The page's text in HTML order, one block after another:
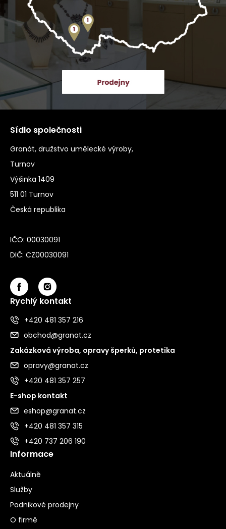
Sídlo společnosti
Granát, družstvo umělecké výroby,
Turnov
Výšinka 1409
511 01 Turnov
Česká republika
IČO: 00030091
DIČ: CZ00030091
Rychlý kontakt
+420 481 357 216
obchod@granat.cz
Zakázková výroba, opravy šperků, protetika
opravy@granat.cz
+420 481 357 257
E-shop kontakt
eshop@granat.cz
+420 481 357 315
+420 737 206 190
Informace
Aktuálně
Služby
Podnikové prodejny
O firmě